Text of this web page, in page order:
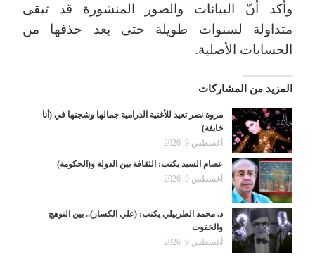
وأكد أنّ البيانات والصور المنشورة قد تبقى
متداولة لسنوات طويلة حتى بعد حذفها من
الحسابات الأصلية.
المزيد من المشاركات
مروة نصر تعيد للأغنية الدرامية جمالها وشجنها في (أنا
خايفة)
أغسطس 9, 2026
عصام السيد يكتب: الثقافة بين الدولة و(الحكومة)
أغسطس 9, 2026
د. محمد الطربيلي يكتب: (علي الكسار).. بين التوهج
والخفوت
أغسطس 9, 2026